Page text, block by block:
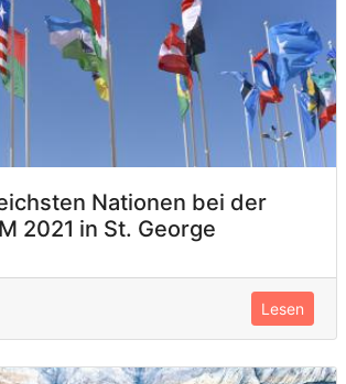
Nationen bei der
2021 in St. George
Lesen